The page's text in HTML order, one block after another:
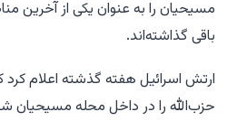
مسیحیان را به عنوان یکی از آخرین
باقی گذاشته‌اند.
ارتش اسرائیل هفته گذشته اعلام
حزب‌الله را در داخل محله مسیحیان